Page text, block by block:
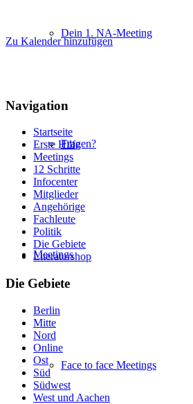
Dein 1. NA-Meeting
Fragen?
Meetings
Face to face Meetings
Zu Kalender hinzufügen
Navigation
Startseite
Erste Hilfe
Meetings
12 Schritte
Infocenter
Mitglieder
Angehörige
Fachleute
Politik
Die Gebiete
Literaturshop
Die Gebiete
Berlin
Mitte
Nord
Online
Ost
Süd
Südwest
West und Aachen